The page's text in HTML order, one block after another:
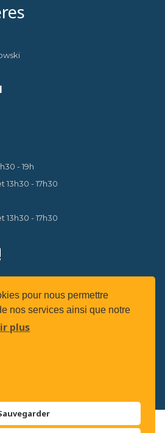
pour nous permettre
nos services ainsi que notre
plus
- 19h
13h30 - 17h30
13h30 - 17h30